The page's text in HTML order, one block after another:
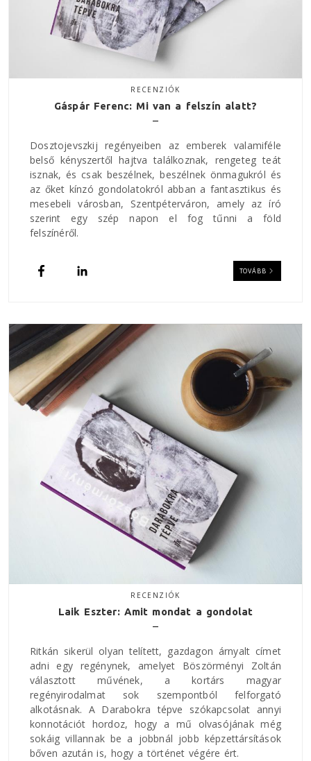
RECENZIÓK
Gáspár Ferenc: Mi van a felszín alatt?
Dosztojevszkij regényeiben az emberek valamiféle
belső kényszertől hajtva találkoznak, rengeteg teát
isznak, és csak beszélnek, beszélnek önmagukról és
az őket kínzó gondolatokról abban a fantasztikus és
mesebeli városban, Szentpéterváron, amely az író
szerint egy szép napon el fog tűnni a föld
felszínéről.
TOVÁBB
RECENZIÓK
Laik Eszter: Amit mondat a gondolat
Ritkán sikerül olyan telített, gazdagon árnyalt címet
adni egy regénynek, amelyet Böszörményi Zoltán
választott művének, a kortárs magyar
regényirodalmat sok szempontból felforgató
alkotásnak. A Darabokra tépve szókapcsolat annyi
konnotációt hordoz, hogy a mű olvasójának még
sokáig villannak be a jobbnál jobb képzettársítások
bőven azután is, hogy a történet végére ért.